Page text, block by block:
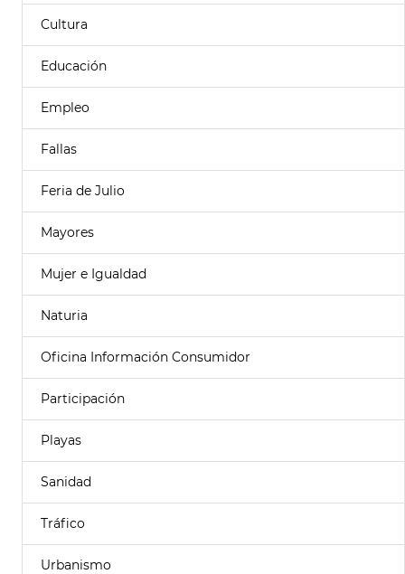
Cultura
Educación
Empleo
Fallas
Feria de Julio
Mayores
Mujer e Igualdad
Naturia
Oficina Información Consumidor
Participación
Playas
Sanidad
Tráfico
Urbanismo